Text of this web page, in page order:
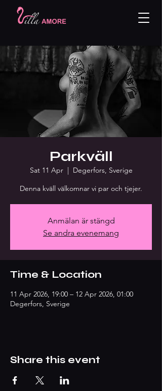
Parkväll
Sat 11 Apr
  |
Degerfors, Sverige
Denna kväll välkomnar vi par och tjejer.
Anmälan är stängd
Se andra evenemang
Time & Location
11 Apr 2026, 19:00 – 12 Apr 2026, 01:00
Degerfors, Sverige
Share this event